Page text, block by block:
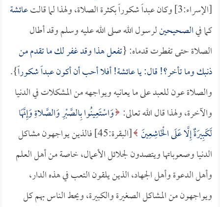
[الإسراء:3] وكان عبداً شكوراً بكثرة الصلاة، ولهذا لما قالت
عائشة
كما فيالصحيحينلرسول الله صلى الله عليه وسلم وقد أطال
الصلاة حتى تفطرت قدماه: {تفعل هذا وقد غفر لك ما تقدم من
ذنبك وما تأخر؟! قال: ياعائشة! أفلا أحب أن أكون عبداً شكوراً}.
والصلاة عون للعبد على ما يعانيه ويواجهه من المشكلات في الدنيا
والآخرة، ولهذا قال الله تعالى: وَاسْتَعِينُوا بِالصَّبْرِ وَالصَّلاةِ وَإِنَّهَا
لَكَبِيرَةٌ إِلَّا عَلَى الْخَاشِعِينَ
[البقرة:45] فالذين يواجهون مشاكل
الدنيا وصعوباتها ويتصدون لجلائل الأعمال، خاصة من أهل العلم
وأهل الدعوة وأهل الجهاد، الذين يلقون التعب في هذه الدار،
ويواجهون من المشاكل الصغيرة والكبيرة، ويحط الناس بهم كل